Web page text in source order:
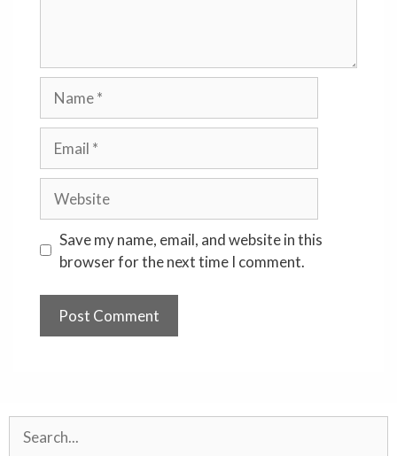
Save my name, email, and website in this
browser for the next time I comment.